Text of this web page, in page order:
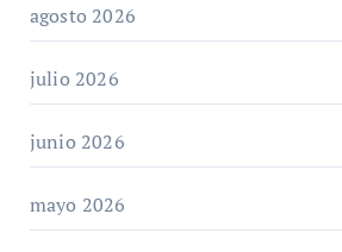
agosto 2026
julio 2026
junio 2026
mayo 2026